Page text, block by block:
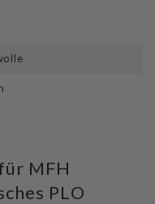
MFH
PLO